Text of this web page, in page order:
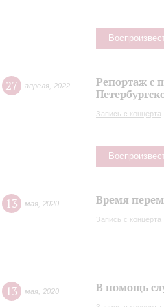
27 апреля 2022
Репортаж с
Запись с концерта
13 мая 2020 Время
Запись с концерта
13 мая 2020 В помощь